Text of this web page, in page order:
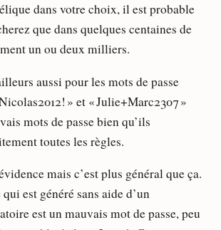
dans votre choix, il est probable
que dans quelques centaines de
un ou deux milliers.
aussi pour les mots de passe
» et « Julie+Marc2307 »
mots de passe bien qu’ils
toutes les règles.
mais c’est plus général que ça.
est généré sans aide d’un
est un mauvais mot de passe, peu